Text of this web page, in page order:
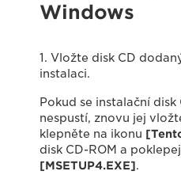
Windows
1. Vložte disk CD
instalaci.
Pokud se instalační
nespustí, znovu jej
klepněte na ikonu
disk CD-ROM a
[MSETUP4.EXE].